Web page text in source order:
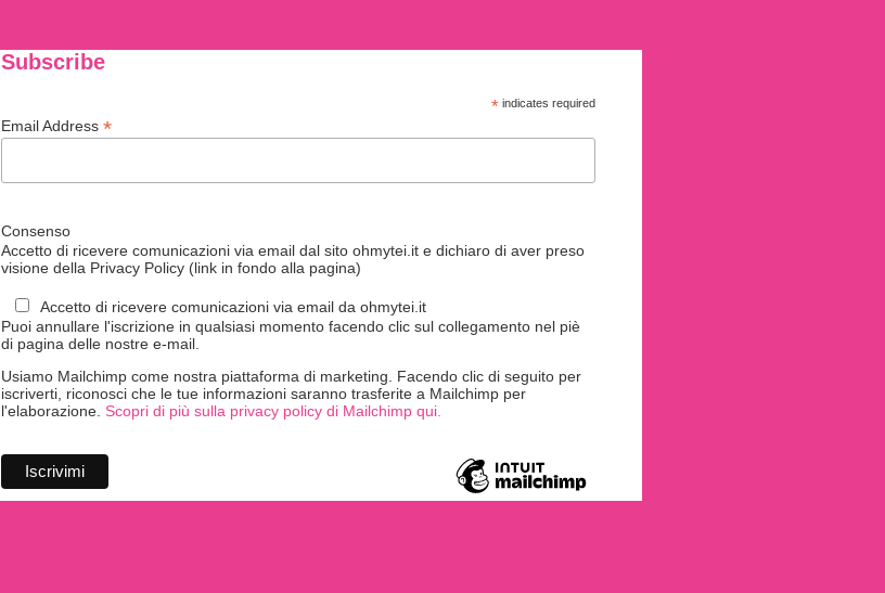
Subscribe
* indicates required
Email Address*
Consenso
Accetto di ricevere comunicazioni via email dal sito ohmytei.it e dichiaro di aver preso
visione della Privacy Policy (link in fondo alla pagina)
Accetto di ricevere comunicazioni via email da ohmytei.it
Puoi annullare l'iscrizione in qualsiasi momento facendo clic sul collegamento nel piè
di pagina delle nostre e-mail.
Usiamo Mailchimp come nostra piattaforma di marketing. Facendo clic di seguito per
iscriverti, riconosci che le tue informazioni saranno trasferite a Mailchimp per
l'elaborazione. Scopri di più sulla privacy policy di Mailchimp qui.